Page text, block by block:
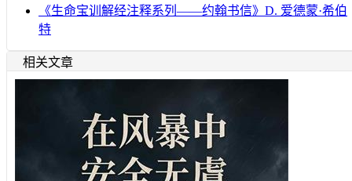
《生命宝训解经注释系列——约翰书信》D. 爱德蒙·希伯
特
相关文章